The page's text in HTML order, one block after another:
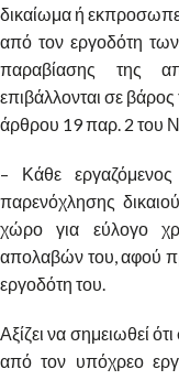
δικαίωμα ή
από τον εργοδότη
παραβίασης της
επιβάλλονται σε βάρος
άρθρου 19 παρ. 2 του
– Κάθε εργαζόμενος
παρενόχλησης
χώρο για εύλογο
απολαβών του, αφού
εργοδότη του.
Αξίζει να σημειωθεί
από τον υπόχρεο